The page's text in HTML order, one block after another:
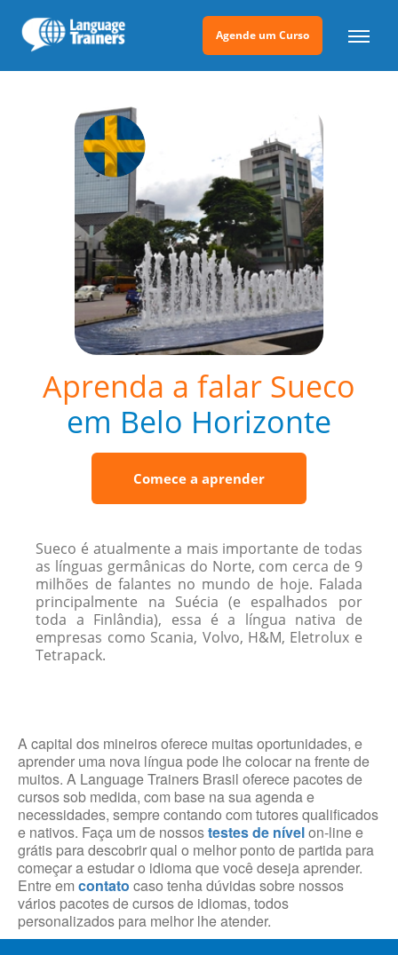
Agende um Curso
Aprenda a falar Sueco
em Belo Horizonte
Comece a aprender
Sueco é atualmente a mais importante de todas
as línguas germânicas do Norte, com cerca de 9
milhões de falantes no mundo de hoje. Falada
principalmente na Suécia (e espalhados por
toda a Finlândia), essa é a língua nativa de
empresas como Scania, Volvo, H&M, Eletrolux e
Tetrapack.
A capital dos mineiros oferece muitas oportunidades, e
aprender uma nova língua pode lhe colocar na frente de
muitos. A Language Trainers Brasil oferece pacotes de
cursos sob medida, com base na sua agenda e
necessidades, sempre contando com tutores qualificados
e nativos. Faça um de nossostestes de nívelon-line e
grátis para descobrir qual o melhor ponto de partida para
começar a estudar o idioma que você deseja aprender.
Entre em contato caso tenha dúvidas sobre nossos
vários pacotes de cursos de idiomas, todos
personalizados para melhor lhe atender.